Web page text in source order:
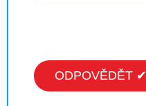
ODPOVĚDĚT ✔